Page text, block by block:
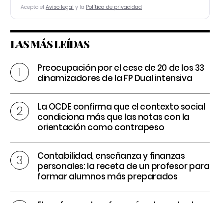
Acepto el Aviso legal y la Política de privacidad
LAS MÁS LEÍDAS
Preocupación por el cese de 20 de los 33
dinamizadores de la FP Dual intensiva
La OCDE confirma que el contexto social
condiciona más que las notas con la
orientación como contrapeso
Contabilidad, enseñanza y finanzas
personales: la receta de un profesor para
formar alumnos más preparados